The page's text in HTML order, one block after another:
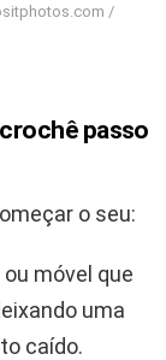
/
passo
o seu:
móvel que
uma
caído.